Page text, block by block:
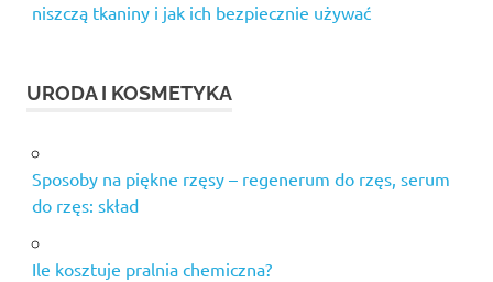
niszczą tkaniny i jak ich bezpiecznie używać
URODA I KOSMETYKA
Sposoby na piękne rzęsy – regenerum do rzęs, serum
do rzęs: skład
Ile kosztuje pralnia chemiczna?